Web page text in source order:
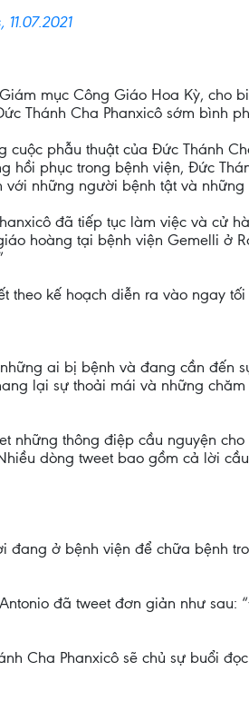
mục Công Giáo Hoa Kỳ, cho
Thánh Cha Phanxicô sớm bình
phẫu thuật của Đức Thánh
phục trong bệnh viện, Đức
những người bệnh tật và
đã tiếp tục làm việc và cử
hoàng tại bệnh viện Gemelli ở
kế hoạch diễn ra vào ngay tối
ai bị bệnh và đang cần đến
lại sự thoải mái và những
thông điệp cầu nguyện
dòng tweet bao gồm cả lời
ở bệnh viện để chữa bệnh
đã tweet đơn giản như sau:
Cha Phanxicô sẽ chủ sự buổi